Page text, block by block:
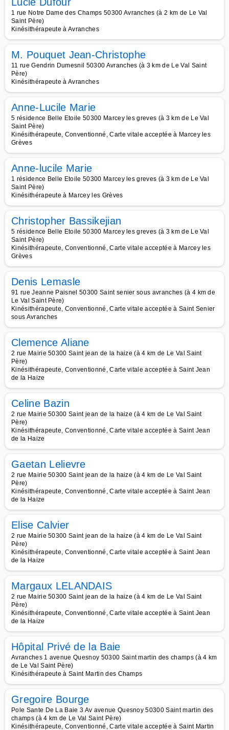
1 rue Notre Dame des Champs 50300 Avranches (à 2 km de Le Val
Saint Père)
Kinésithérapeute à Avranches
M. Pouquet Jean-Christophe
11 rue Gendrin Dumesnil 50300 Avranches (à 3 km de Le Val Saint
Père)
Kinésithérapeute à Avranches
Anne-Lucile Marie
5 résidence Belle Etoile 50300 Marcey les greves (à 3 km de Le Val
Saint Père)
Kinésithérapeute, Conventionné, Carte vitale acceptée à Marcey les
Grèves
Anne-lucile Marie
1 résidence Belle Etoile 50300 Marcey les greves (à 3 km de Le Val
Saint Père)
Kinésithérapeute à Marcey les Grèves
Christopher Bassikejian
5 résidence Belle Etoile 50300 Marcey les greves (à 3 km de Le Val
Saint Père)
Kinésithérapeute, Conventionné, Carte vitale acceptée à Marcey les
Grèves
Denis Lemasle
91 rue Jeanne Paisnel 50300 Saint senier sous avranches (à 4 km de
Le Val Saint Père)
Kinésithérapeute, Conventionné, Carte vitale acceptée à Saint Senier
sous Avranches
Clemence Aliane
2 rue Mairie 50300 Saint jean de la haize (à 4 km de Le Val Saint
Père)
Kinésithérapeute, Conventionné, Carte vitale acceptée à Saint Jean
de la Haize
Celine Bazin
2 rue Mairie 50300 Saint jean de la haize (à 4 km de Le Val Saint
Père)
Kinésithérapeute, Conventionné, Carte vitale acceptée à Saint Jean
de la Haize
Gaetan Lelievre
2 rue Mairie 50300 Saint jean de la haize (à 4 km de Le Val Saint
Père)
Kinésithérapeute, Conventionné, Carte vitale acceptée à Saint Jean
de la Haize
Elise Calvier
2 rue Mairie 50300 Saint jean de la haize (à 4 km de Le Val Saint
Père)
Kinésithérapeute, Conventionné, Carte vitale acceptée à Saint Jean
de la Haize
Margaux LELANDAIS
2 rue Mairie 50300 Saint jean de la haize (à 4 km de Le Val Saint
Père)
Kinésithérapeute, Conventionné, Carte vitale acceptée à Saint Jean
de la Haize
Hôpital Privé de la Baie
Avranches 1 avenue Quesnoy 50300 Saint martin des champs (à 4 km
de Le Val Saint Père)
Kinésithérapeute à Saint Martin des Champs
Gregoire Bourge
Pole Sante De La Baie 3 Av avenue Quesnoy 50300 Saint martin des
champs (à 4 km de Le Val Saint Père)
Kinésithérapeute, Conventionné, Carte vitale acceptée à Saint Martin